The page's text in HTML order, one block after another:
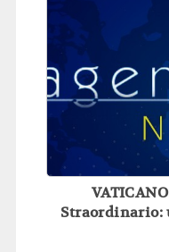
Straordinario: